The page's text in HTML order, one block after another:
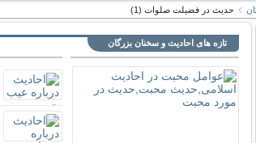
حدیث در فضیلت صلوات (1)
تازه های احادیث و سخنان بزرگان